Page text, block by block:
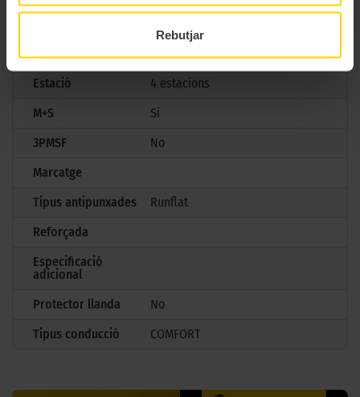
Rebutjar
Mesures
295/45 R20 110 Y
Estació
4 estacions
M+S
Si
3PMSF
No
Marcatge
Tipus antipunxades
Runflat
Reforçada
Especificació
adicional
Protector llanda
No
Tipus conducció
COMFORT